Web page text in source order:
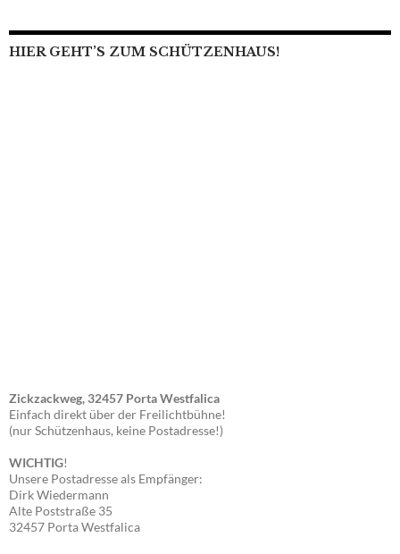
HIER GEHT’S ZUM SCHÜTZENHAUS!
Zickzackweg, 32457 Porta Westfalica
Einfach direkt über der Freilichtbühne!
(nur Schützenhaus, keine Postadresse!)
WICHTIG!
Unsere Postadresse als Empfänger:
Dirk Wiedermann
Alte Poststraße 35
32457 Porta Westfalica